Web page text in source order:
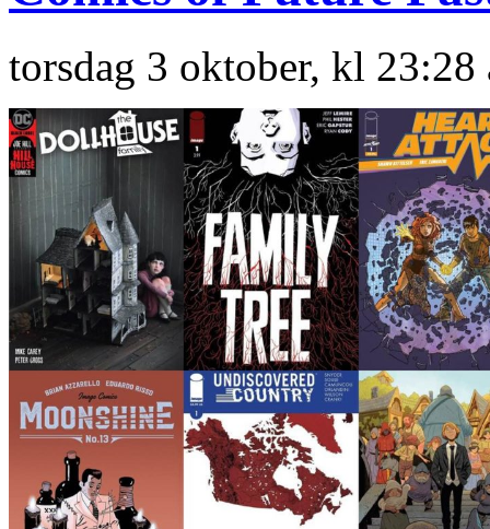
torsdag 3 oktober, kl